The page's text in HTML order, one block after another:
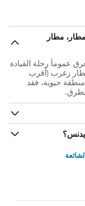
مطار
عموماً رحلة القيادة
و مطار زغرب (أقرب
في منطقة حيوية، فقد